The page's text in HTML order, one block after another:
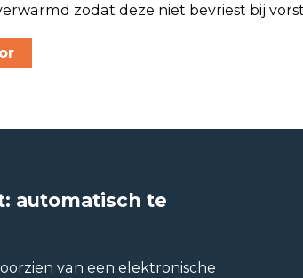
zodat deze niet bevriest bij
automatisch te
van een elektronische